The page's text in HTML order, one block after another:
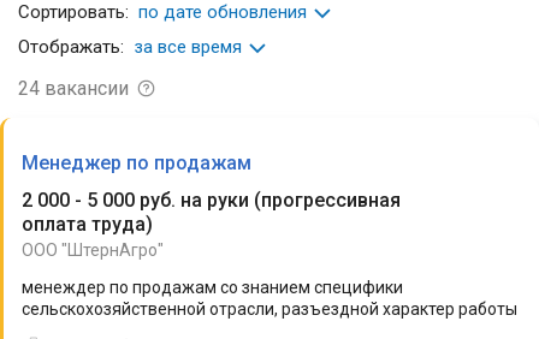
Сортировать: по дате обновления
Отображать: за все время
24 вакансии
Менеджер по продажам
2 000 - 5 000 руб. на руки (прогрессивная
оплата труда)
ООО "ШтернАгро"
менеждер по продажам со знанием специфики
сельскохозяйственной отрасли, разъездной характер работы